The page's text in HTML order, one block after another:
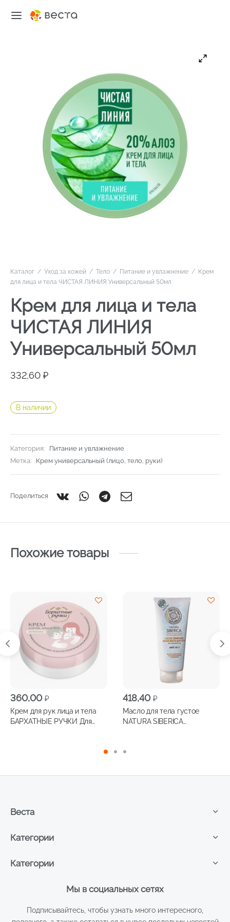
Каталог / Уход за кожей / Тело / Питание и увлажнение / Крем
для лица и тела ЧИСТАЯ ЛИНИЯ Универсальный 50мл
Крем для лица и тела
ЧИСТАЯ ЛИНИЯ
Универсальный 50мл
332,60 ₽
В наличии
Категория:
Питание и увлажнение
Метка:
Крем универсальный (лицо, тело, руки)
Поделиться
Похожие товары
360,00 ₽
Крем для рук лица и тела
БАРХАТНЫЕ РУЧКИ Для
418,40 ₽
Масло для тела густое
NATURA SIBERICA
Мы в социальных сетях
Подписывайтесь, чтобы узнать много интересного,
Категории
Категории
Веста